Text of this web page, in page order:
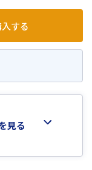
機対応で、プリンタ
する
見る